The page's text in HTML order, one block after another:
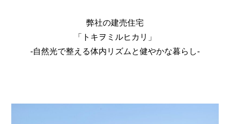
弊社の建売住宅
「トキヲミルヒカリ」
-自然光で整える体内リズムと健やかな暮らし-